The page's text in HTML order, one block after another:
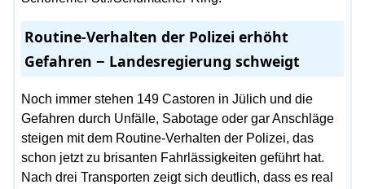
Routine-Verhalten der Polizei erhöht
Gefahren − Landesregierung schweigt
Noch immer stehen 149 Castoren in Jülich und die
Gefahren durch Unfälle, Sabotage oder gar Anschläge
steigen mit dem Routine-Verhalten der Polizei, das
schon jetzt zu brisanten Fahrlässigkeiten geführt hat.
Nach drei Transporten zeigt sich deutlich, dass es real